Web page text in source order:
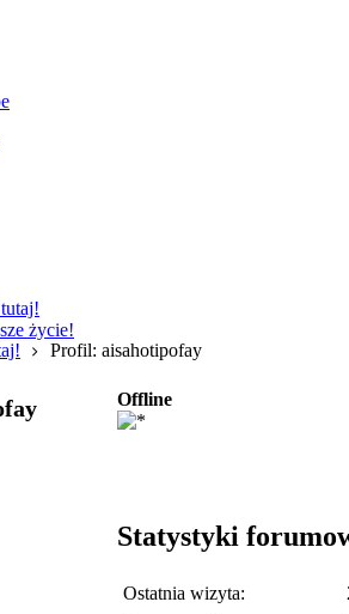
życie!
Profil: aisahotipofay
Offline
Statystyki
Ostatnia wizyta: